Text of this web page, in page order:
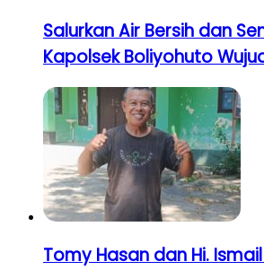
Salurkan Air Bersih dan
Kapolsek Boliyohuto
Tomy Hasan dan Hi.